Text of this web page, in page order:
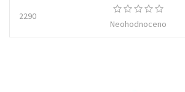
2290
Neohodnoceno